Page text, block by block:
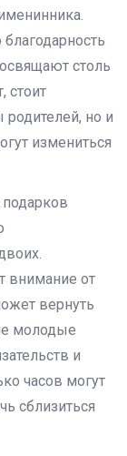
столь
стоит
но и
измениться
внимание от
вернуть
молодые
и
часов могут
сблизиться